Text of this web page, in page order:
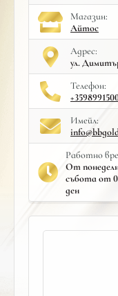
Mагазин:
Айтос
Адрес:
ул.
Телефон:
Имейл:
Работно
От
събота от
ден